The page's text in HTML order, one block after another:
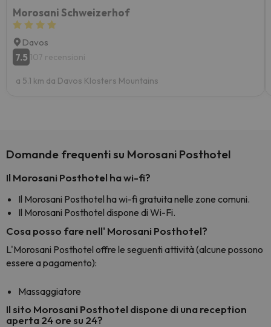
Morosani Schweizerhof
Davos
7.5 107 recensioni
a 5.1 km da Davos Klosters Mountains
Domande frequenti su Morosani Posthotel
Il Morosani Posthotel ha wi-fi?
Il Morosani Posthotel ha wi-fi gratuita nelle zone comuni.
Il Morosani Posthotel dispone di Wi-Fi.
Cosa posso fare nell' Morosani Posthotel?
L'Morosani Posthotel offre le seguenti attività (alcune possono
essere a pagamento):
Massaggiatore
Il sito Morosani Posthotel dispone di una reception
aperta 24 ore su 24?